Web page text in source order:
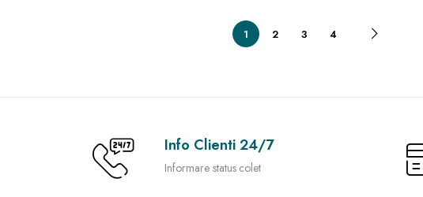
1 2 3 4
Info Clienti 24/7
Informare status colet